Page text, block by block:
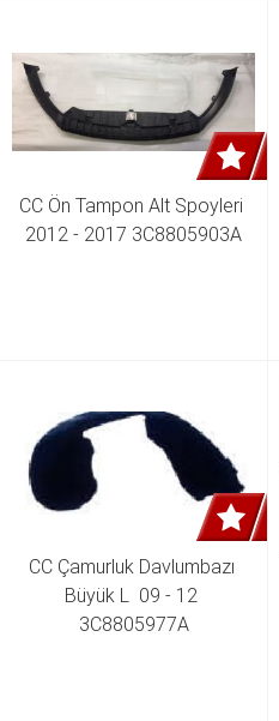
CC Ön Tampon Alt Spoyleri
2012 - 2017 3C8805903A
CC Çamurluk Davlumbazı
Büyük L  09 - 12
3C8805977A